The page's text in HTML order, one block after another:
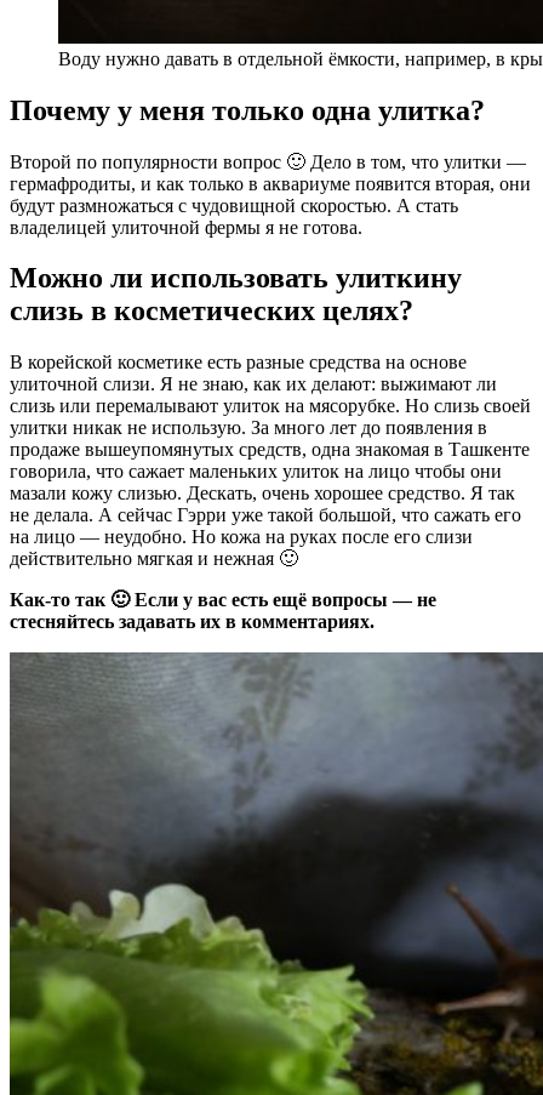
Воду нужно давать в отдельной ёмкости, например, в
Почему у меня только одна улитка?
Второй по популярности вопрос 🙂 Дело в том, что улитки —
гермафродиты, и как только в аквариуме появится вторая, они
будут размножаться с чудовищной скоростью. А стать
владелицей улиточной фермы я не готова.
Можно ли использовать улиткину
слизь в косметических целях?
В корейской косметике есть разные средства на основе
улиточной слизи. Я не знаю, как их делают: выжимают ли
слизь или перемалывают улиток на мясорубке. Но слизь своей
улитки никак не использую. За много лет до появления в
продаже вышеупомянутых средств, одна знакомая в Ташкенте
говорила, что сажает маленьких улиток на лицо чтобы они
мазали кожу слизью. Дескать, очень хорошее средство. Я так
не делала. А сейчас Гэрри уже такой большой, что сажать его
на лицо — неудобно. Но кожа на руках после его слизи
действительно мягкая и нежная 🙂
Как-то так 🙂 Если у вас есть ещё вопросы — не
стесняйтесь задавать их в комментариях.